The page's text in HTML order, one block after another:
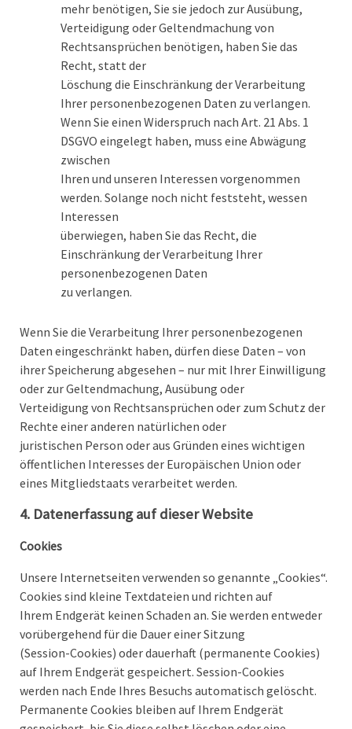
mehr benötigen, Sie sie jedoch zur Ausübung,
Verteidigung oder Geltendmachung von
Rechtsansprüchen benötigen, haben Sie das
Recht, statt der
Löschung die Einschränkung der Verarbeitung
Ihrer personenbezogenen Daten zu verlangen.
Wenn Sie einen Widerspruch nach Art. 21 Abs. 1
DSGVO eingelegt haben, muss eine Abwägung
zwischen
Ihren und unseren Interessen vorgenommen
werden. Solange noch nicht feststeht, wessen
Interessen
überwiegen, haben Sie das Recht, die
Einschränkung der Verarbeitung Ihrer
personenbezogenen Daten
zu verlangen.
Wenn Sie die Verarbeitung Ihrer personenbezogenen
Daten eingeschränkt haben, dürfen diese Daten – von
ihrer Speicherung abgesehen – nur mit Ihrer Einwilligung
oder zur Geltendmachung, Ausübung oder
Verteidigung von Rechtsansprüchen oder zum Schutz der
Rechte einer anderen natürlichen oder
juristischen Person oder aus Gründen eines wichtigen
öffentlichen Interesses der Europäischen Union oder
eines Mitgliedstaats verarbeitet werden.
4. Datenerfassung auf dieser Website
Cookies
Unsere Internetseiten verwenden so genannte „Cookies“.
Cookies sind kleine Textdateien und richten auf
Ihrem Endgerät keinen Schaden an. Sie werden entweder
vorübergehend für die Dauer einer Sitzung
(Session-Cookies) oder dauerhaft (permanente Cookies)
auf Ihrem Endgerät gespeichert. Session-Cookies
werden nach Ende Ihres Besuchs automatisch gelöscht.
Permanente Cookies bleiben auf Ihrem Endgerät